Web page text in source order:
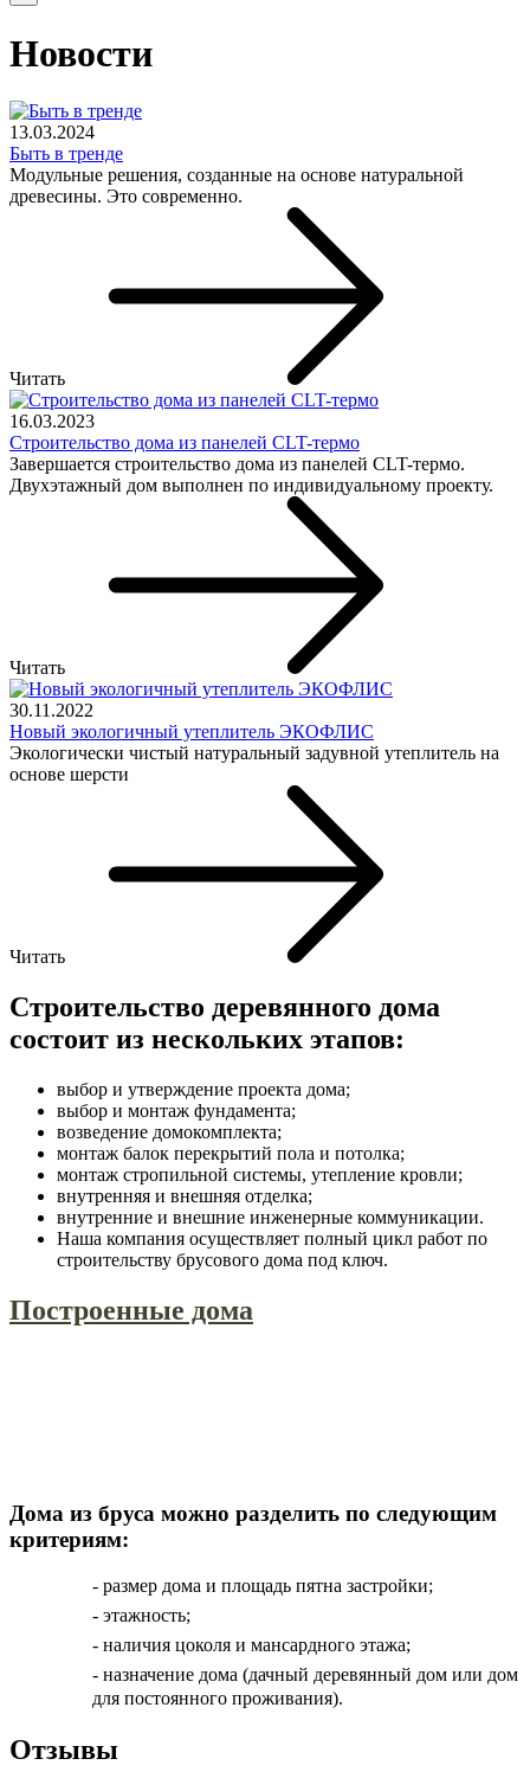
Новости
13.03.2024
Быть в тренде
Модульные решения, созданные на основе натуральной
древесины. Это современно.
Читать
16.03.2023
Строительство дома из панелей CLT-термо
Завершается строительство дома из панелей CLT-термо.
Двухэтажный дом выполнен по индивидуальному проекту.
Читать
30.11.2022
Новый экологичный утеплитель ЭКОФЛИС
Экологически чистый натуральный задувной утеплитель на
основе шерсти
Читать
Строительство деревянного дома
состоит из нескольких этапов:
выбор и утверждение проекта дома;
выбор и монтаж фундамента;
возведение домокомплекта;
монтаж балок перекрытий пола и потолка;
монтаж стропильной системы, утепление кровли;
внутренняя и внешняя отделка;
внутренние и внешние инженерные коммуникации.
Наша компания осуществляет полный цикл работ по
строительству брусового дома под ключ.
Построенные дома
Дома из бруса можно разделить по следующим
критериям:
- размер дома и площадь пятна застройки;
- этажность;
- наличия цоколя и мансардного этажа;
- назначение дома (дачный деревянный дом или дом
для постоянного проживания).
Отзывы